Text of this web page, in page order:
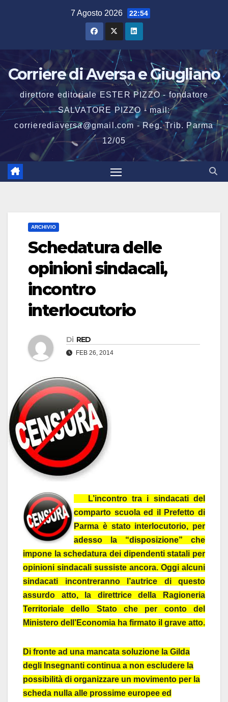
7 Agosto 2026 22:54
Corriere di Aversa e Giugliano
direttore editoriale ESTER PIZZO - fondatore
SALVATORE PIZZO - mail:
corrierediaversa@gmail.com - Reg. Trib. Parma
12/05
ARCHIVIO
Schedatura delle
opinioni sindacali,
incontro
interlocutorio
Di RED
FEB 26, 2014
L’incontro tra i sindacati del
comparto scuola ed il Prefetto di
Parma è stato interlocutorio, per
adesso la “disposizione” che
impone la schedatura dei dipendenti statali per
opinioni sindacali sussiste ancora. Oggi alcuni
sindacati incontreranno l’autrice di questo
assurdo atto, la direttrice della Ragioneria
Territoriale dello Stato che per conto del
Ministero dell’Economia ha firmato il grave atto.
Di fronte ad una mancata soluzione la Gilda
degli Insegnanti continua a non escludere la
possibilità di organizzare un movimento per la
scheda nulla alle prossime europee ed